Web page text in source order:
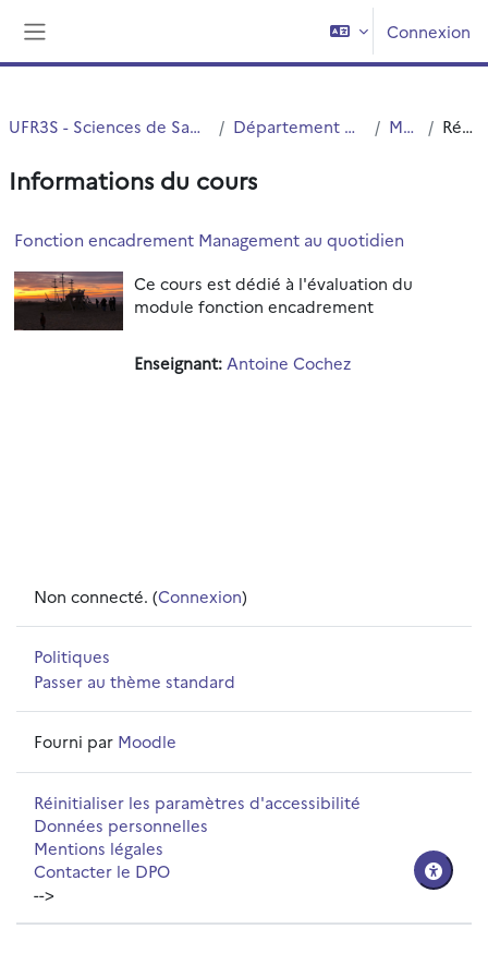
Connexion
UFR3S - Sciences de Santé et du Sport Département UFR3S - ILIS Master Résumé
Informations du cours
Fonction encadrement Management au quotidien
Ce cours est dédié à l'évaluation du
module fonction encadrement
Enseignant: Antoine Cochez
Non connecté. (Connexion)
Politiques
Passer au thème standard
Fourni par Moodle
Réinitialiser les paramètres d'accessibilité
Données personnelles
Mentions légales
Contacter le DPO
-->